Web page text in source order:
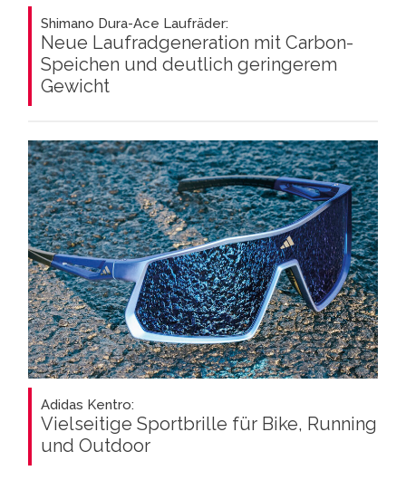
Shimano Dura-Ace Laufräder:
Neue Laufradgeneration mit Carbon-
Speichen und deutlich geringerem
Gewicht
Adidas Kentro:
Vielseitige Sportbrille für Bike, Running
und Outdoor